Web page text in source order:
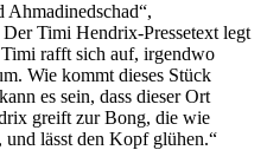
Ahmadinedschad“,
Timi Hendrix-Pressetext legt
rafft sich auf, irgendwo
Wie kommt dieses Stück
es sein, dass dieser Ort
greift zur Bong, die wie
und lässt den Kopf glühen.“